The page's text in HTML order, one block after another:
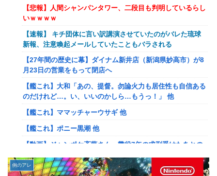
るけど上がって～！」←お前らだったらコレ別れる
か？？？？？
女性「20歳で一括購入したアルファード素敵！」←レンタカ
ーだろと批判殺到
異なる2つの完成品を組み合わせてさらにパワーアップする
料理「カツカレー」以外にない
【悲報】陰キャ女さん、勤務中にBeRealしてる同僚をチク
ってクビにさせたエピソードを大公開←これガチだと思
う？？？？？
【目からうろこ】生姜やニンニクの保存法「全部すりおろし
てぴちっとして冷凍」
漫☆画太郎読切作品「ドラゴンボール外伝」
【今はやってない】審判への性接待疑惑…大韓サッカー協会
が声明「現在は一切発生していない」
【悲報】人間シャンパンタワー、二段目も判明しているらし
いｗｗｗｗ
【速報】 キチ団体に言い訳講演させていたのがバレた琉球
新報、注意喚起メールしていたこともバラされる
【27年間の歴史に幕】ダイナム新井店（新潟県妙高市）が8
月23日の営業をもって閉店へ
【艦これ】大和「あの、提督。勿論火力も居住性も自信ある
のだけれど…。い、いいのかしら…もうっ！」 他
【艦これ】ママッチャーウサギ 他
【艦これ】ポニー黒潮 他
【動画】ジャンポケ斉藤さん、懲役7年の求刑受けたあとの
wwwwwwwwwwwwwwwwwwww
例のアレ